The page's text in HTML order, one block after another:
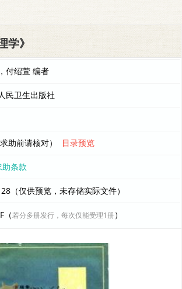
学》
付绍萱 编者
民卫生出版社
助前请核对） 目录预览
助条款
（仅供预览，未存储实际文件）
（若分多册发行，每次仅能受理1册）